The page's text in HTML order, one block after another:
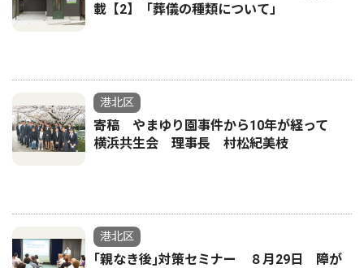
載【2】「葬儀の種類について」
港北区
寄稿 やまゆり園事件から10年が経って
横浜共生会 理事長 村松紀美枝
港北区
｢親なき後｣対策セミナー ８月29日 障が